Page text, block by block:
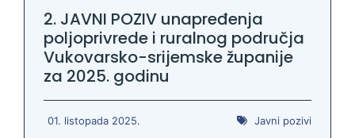
2. JAVNI POZIV unapređenja
poljoprivrede i ruralnog područja
Vukovarsko-srijemske županije
za 2025. godinu
01. listopada 2025. Javni pozivi